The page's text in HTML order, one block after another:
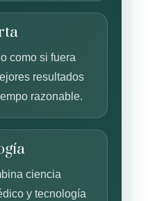
como si fuera
resultados
razonable.
ciencia
y tecnología